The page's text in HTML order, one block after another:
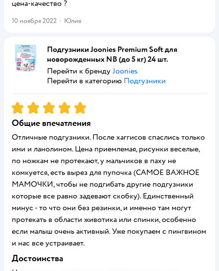
цена-качество ?
10 ноября 2022 · Юлия
Подгузники Joonies Premium Soft для
новорожденных NB (до 5 кг) 24 шт.
Перейти к бренду Joonies
Перейти в категорию Подгузники
Рейтинг:5
Общие впечатления
Отличные подгузники. После хаггисов спаслись только
ими и ланолином. Цена приемлемая, рисунки веселые,
по ножкам не протекают, у мальчиков в паху не
комкуется, есть вырез для пупочка (САМОЕ ВАЖНОЕ
МАМОЧКИ, чтобы не подгибать другие подгузники
которые все равно задевают скобку). Единственный
минус - то что они без резинки, и именно там могут
протекать в области животика или спинки, особенно
если малыш очень активный. Уже покупаем с пингвином
и нас все устраивает.
Достоинства